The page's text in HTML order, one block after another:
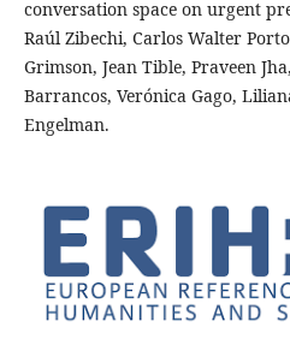
conversation space on urgent
Raúl Zibechi, Carlos Walter
Grimson, Jean Tible, Praveen
Barrancos, Verónica Gago,
Engelman.